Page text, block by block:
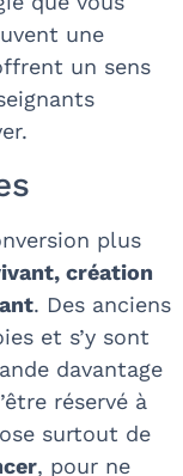
une
un sens
plus
création
. Des anciens
et s’y sont
davantage
réservé à
surtout de
, pour ne